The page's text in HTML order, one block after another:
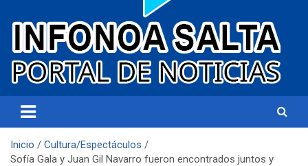
Infonoa Salta
Inicio
Cultura/Espectáculos
Sofía Gala y Juan Gil Navarro fueron encontrados juntos y